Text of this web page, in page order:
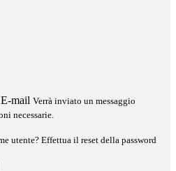
E-mail Verrà inviato un messaggio
necessarie.
utente? Effettua il reset della password